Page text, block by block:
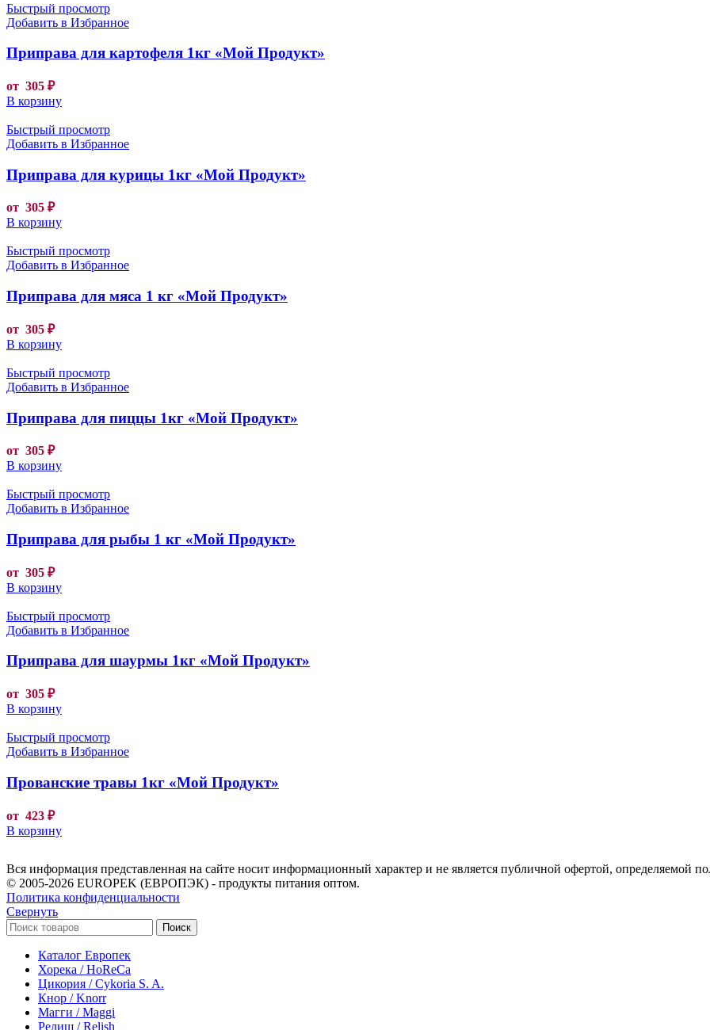
Быстрый просмотр
Добавить в Избранное
Приправа для картофеля 1кг «Мой Продукт»
от 305 ₽
В корзину
Быстрый просмотр
Добавить в Избранное
Приправа для курицы 1кг «Мой Продукт»
от 305 ₽
В корзину
Быстрый просмотр
Добавить в Избранное
Приправа для мяса 1 кг «Мой Продукт»
от 305 ₽
В корзину
Быстрый просмотр
Добавить в Избранное
Приправа для пиццы 1кг «Мой Продукт»
от 305 ₽
В корзину
Быстрый просмотр
Добавить в Избранное
Приправа для рыбы 1 кг «Мой Продукт»
от 305 ₽
В корзину
Быстрый просмотр
Добавить в Избранное
Приправа для шаурмы 1кг «Мой Продукт»
от 305 ₽
В корзину
Быстрый просмотр
Добавить в Избранное
Прованские травы 1кг «Мой Продукт»
от 423 ₽
В корзину
Вся информация представленная на сайте носит информационный характер и не является публичной офертой, определяемой
© 2005-2026 EUROPEK (ЕВРОПЭК) - продукты питания оптом.
Политика конфиденциальности
Свернуть
Поиск
Каталог Европек
Хорека / HoReCa
Цикория / Cykoria S. A.
Кнор / Knorr
Магги / Maggi
Релиш / Relish